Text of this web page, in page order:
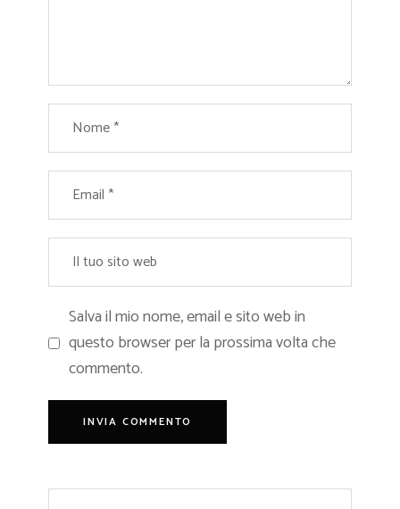
Salva il mio nome, email e sito web in
questo browser per la prossima volta che
commento.